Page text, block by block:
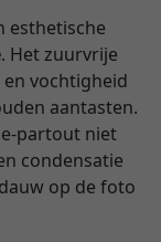
esthetische
. Het zuurvrije
vochtigheid
aantasten.
partout niet
condensatie
op de foto